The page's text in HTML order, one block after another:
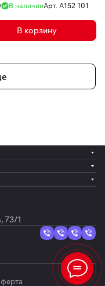
В наличииАрт. A152 101
В корзину
73/1